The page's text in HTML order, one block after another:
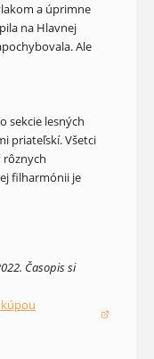
a úprimne
na Hlavnej
Ale
sekcie lesných
priateľskí. Všetci
rôznych
filharmónii je
Časopis si